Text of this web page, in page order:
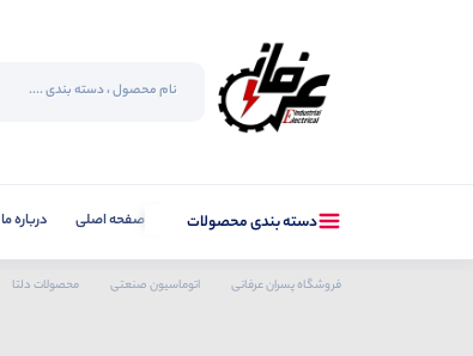
دسته بندی محصولات صفحه اصلی درباره ما
فروشگاه پسران عرفانی اتوماسیون صنعتی محصولات دلتا